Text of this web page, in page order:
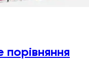
порівняння